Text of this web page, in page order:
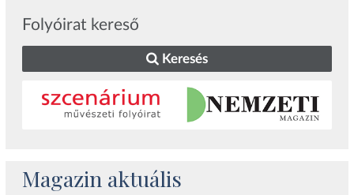
Folyóirat kereső
Keresés
Magazin aktuális